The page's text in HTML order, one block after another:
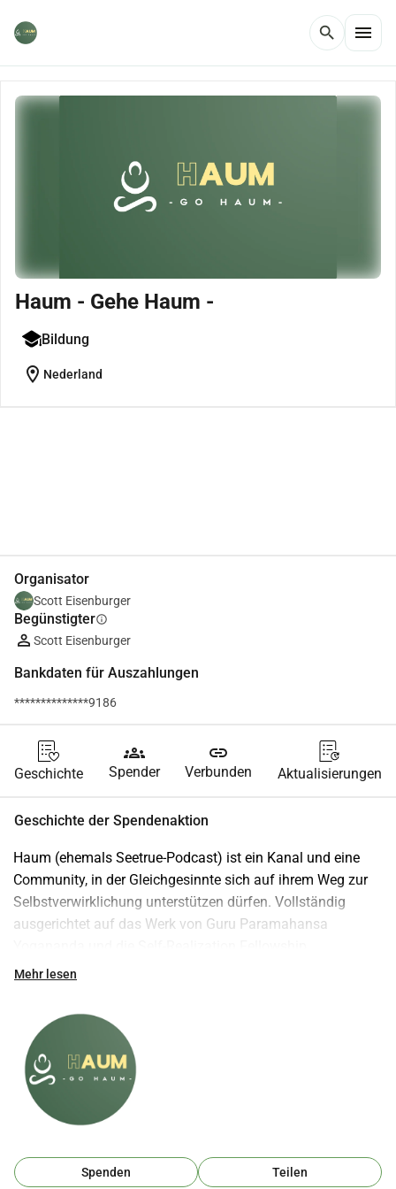
search menu
Haum - Gehe Haum -
Bildung
location_on Nederland
Organisator
Scott Eisenburger
Begünstigterinfo
Scott Eisenburger
Bankdaten für Auszahlungen
**************9186
Geschichte
groups
Spender
link
Verbunden Aktualisierungen
Geschichte der Spendenaktion
Haum (ehemals Seetrue-Podcast) ist ein Kanal und eine
Community, in der Gleichgesinnte sich auf ihrem Weg zur
Selbstverwirklichung unterstützen dürfen. Vollständig
ausgerichtet auf das Werk von Guru Paramahansa
Lektionen: https://yogananda.org/lessons
https://whydonate.com/nl/donate/seetrue-podcast
Lass los und lass Gott wirken!
Mehr lesen
Spenden Teilen